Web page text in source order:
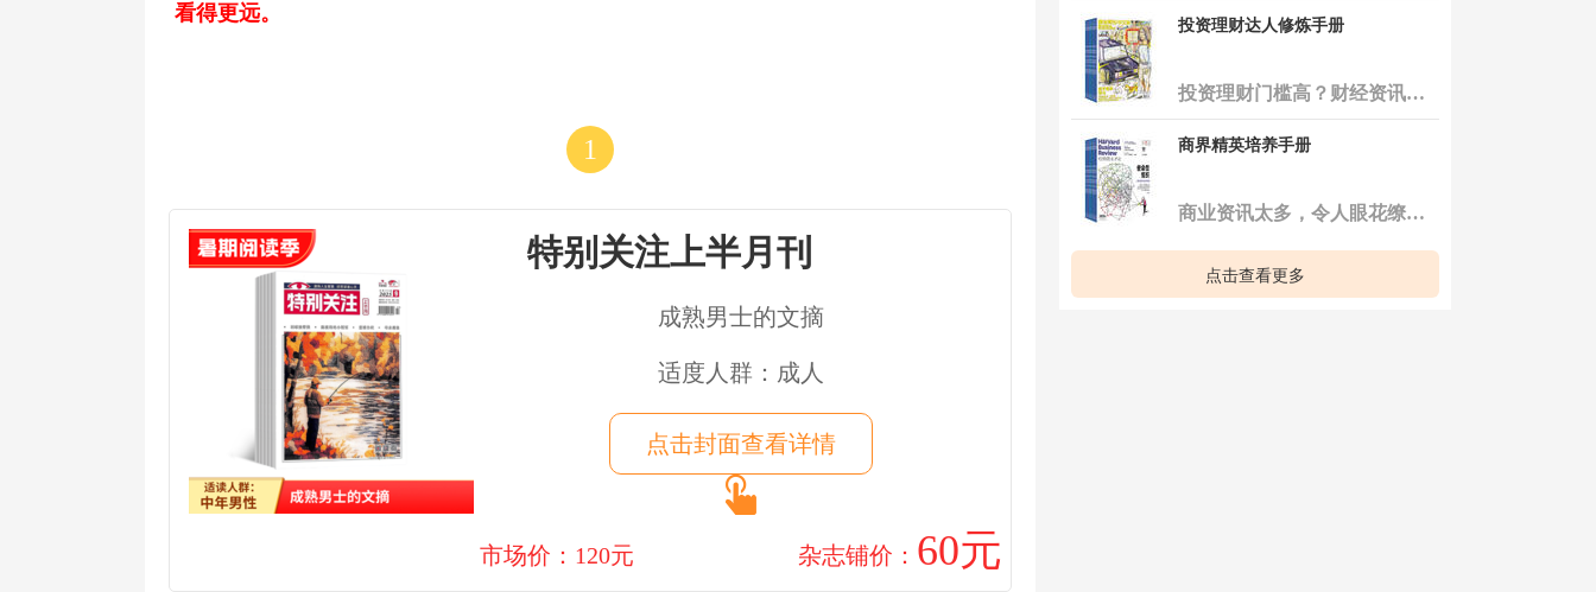
看得更远。
1
特别关注上半月刊
成熟男士的文摘
适度人群：成人
点击封面查看详情
市场价：120元 杂志铺价： 60元
投资理财达人修炼手册
投资理财门槛高？财经资讯艰深难懂？那是你没找对方向！这里为你整理了一系列专业的财经杂志，商业资讯一网打尽，时刻关注财经领域的动向，用平实的语言为你梳理商业讯息，为你的投资理财提供依据。多读多看，让你变身投资理财达人！ ...
商界精英培养手册
商业资讯太多，令人眼花缭乱？别怕，这里为你精选了几本专业的商业财经杂志，报道新近的商业新闻，解读社会热点，分享管理思想和商业经验，为你带来深入的评析，带你看清业界发展趋势，为你的投资决策提供依据！ 订 ...
点击查看更多